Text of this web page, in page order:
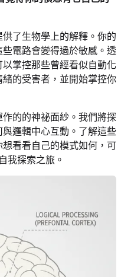
了生物學上的解釋。你的
電路會變得過於敏感。透
掌控那些曾經看似自動化
的受害者，並開始掌控你
的的神祕面紗。我們將探
邏輯中心互動。了解這些
看看自己的模式如何，可
我探索之旅。